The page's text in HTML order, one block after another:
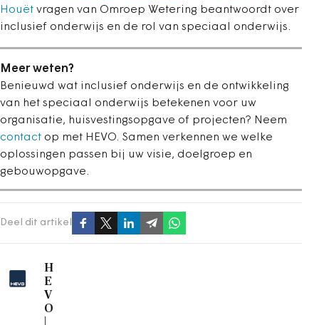
Houët vragen van Omroep Wetering beantwoordt over
inclusief onderwijs en de rol van speciaal onderwijs.
Meer weten?
Benieuwd wat inclusief onderwijs en de ontwikkeling
van het speciaal onderwijs betekenen voor uw
organisatie, huisvestingsopgave of projecten? Neem
contact op met HEVO. Samen verkennen we welke
oplossingen passen bij uw visie, doelgroep en
gebouwopgave.
Deel dit artikel
H
E
V
O